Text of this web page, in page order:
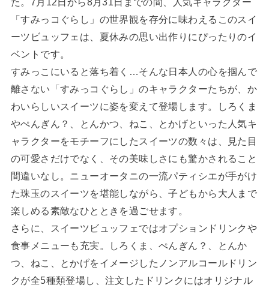
「すみっコぐらし」の世界観を存分に味わえるこのスイ
ーツビュッフェは、夏休みの思い出作りにぴったりのイ
ベントです。
すみっこにいると落ち着く…そんな日本人の心を掴んで
離さない「すみっコぐらし」のキャラクターたちが、か
わいらしいスイーツに姿を変えて登場します。しろくま
やぺんぎん？、とんかつ、ねこ、とかげといった人気キ
ャラクターをモチーフにしたスイーツの数々は、見た目
の可愛さだけでなく、その美味しさにも驚かされること
間違いなし。ニューオータニの一流パティシエが手がけ
た珠玉のスイーツを堪能しながら、子どもから大人まで
楽しめる素敵なひとときを過ごせます。
さらに、スイーツビュッフェではオプションドリンクや
食事メニューも充実。しろくま、ぺんぎん？、とんか
つ、ねこ、とかげをイメージしたノンアルコールドリン
クが全5種類登場し、注文したドリンクにはオリジナル